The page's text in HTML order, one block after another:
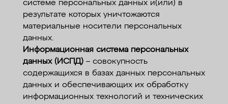
системе персональных данных и(или) в
результате которых уничтожаются
материальные носители персональных
данных.
Информационная система персональных
данных (ИСПД)– совокупность
содержащихся в базах данных персональных
данных и обеспечивающих их обработку
информационных технологий и технических